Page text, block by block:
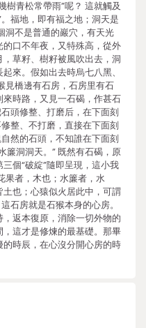
樹青松常帶雨”呢？ 這就觸及
福地，即有福之地；洞天是
洞不是普通的巖穴，有天光
口不年夜，又特殊高，從外
草籽、樹籽被風吹出去，洞
來。假如出去時烏七八黑、
見橋邊有石房，石房里有石
時路，又見一石碣，作甚石
頭修整、打磨后，在下面刻
整、不打磨，直接在下面刻
然的石頭，不知誰在下面刻
簾洞洞天。” 既然有石碣，原
個“破綻”隨即呈現，這小我
果者，木也；水簾者，水
也；心猿似火居此中，可謂
石房就是石猴本身的心房。
返本復原，消除一切外物的
這才是修煉的最基礎。那畢
時辰，在心沒分開心房的時